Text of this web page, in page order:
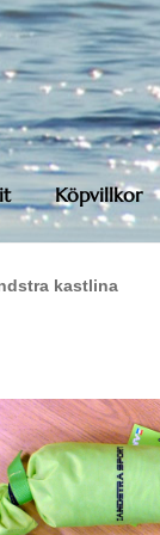
Köpvillkor
kastlina